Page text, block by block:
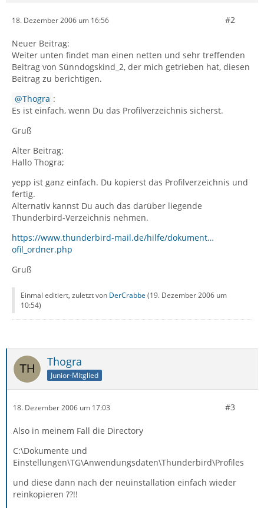
18. Dezember 2006 um 16:56 #2
Neuer Beitrag:
Weiter unten findet man einen netten und sehr treffenden
Beitrag von Sünndogskind_2, der mich getrieben hat, diesen
Beitrag zu berichtigen.
Thogra :
Es ist einfach, wenn Du das Profilverzeichnis sicherst.
Gruß
Alter Beitrag:
Hallo Thogra;
yepp ist ganz einfach. Du kopierst das Profilverzeichnis und
fertig.
Alternativ kannst Du auch das darüber liegende
Thunderbird-Verzeichnis nehmen.
https://www.thunderbird-mail.de/hilfe/dokument…
ofil_ordner.php
Gruß
Einmal editiert, zuletzt von DerCrabbe (19. Dezember 2006 um
10:54)
Thogra
Junior-Mitglied
18. Dezember 2006 um 17:03 #3
Also in meinem Fall die Directory
C:\Dokumente und
Einstellungen\TG\Anwendungsdaten\Thunderbird\Profiles
und diese dann nach der neuinstallation einfach wieder
reinkopieren ??!!